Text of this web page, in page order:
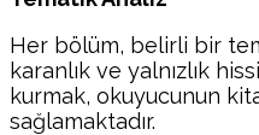
Her bölüm, belirli bir
karanlık ve yalnızlık
kurmak, okuyucunun
sağlamaktadır.